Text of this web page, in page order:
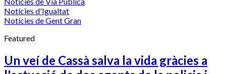
Notícies d'Igualtat
Notícies de Gent Gran
Featured
Un veí de Cassà salva la vida gràcies a